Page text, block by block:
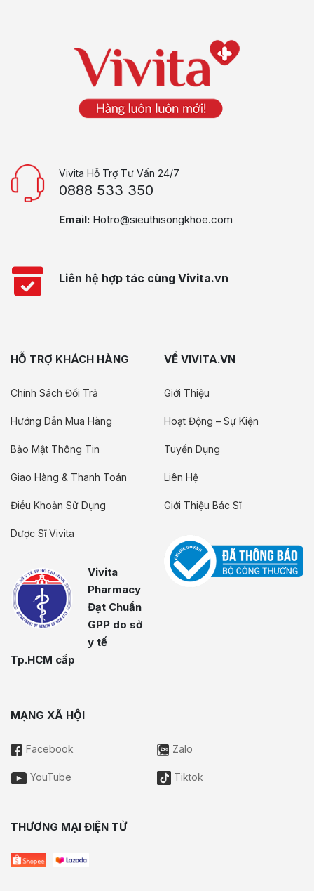
Vivita Hỗ Trợ Tư Vấn 24/7
0888 533 350
Email: Hotro@sieuthisongkhoe.com
Liên hệ hợp tác cùng Vivita.vn
HỖ TRỢ KHÁCH HÀNG
Chính Sách Đổi Trả
Hướng Dẫn Mua Hàng
Bảo Mật Thông Tin
Giao Hàng & Thanh Toán
Điều Khoản Sử Dụng
Dược Sĩ Vivita
Vivita
Pharmacy
Đạt Chuẩn
GPP do sở
y tế
Tp.HCM cấp
VỀ VIVITA.VN
Giới Thiệu
Hoạt Động – Sự Kiện
Tuyển Dụng
Liên Hệ
Giới Thiệu Bác Sĩ
MẠNG XÃ HỘI
Facebook Zalo
YouTube Tiktok
THƯƠNG MẠI ĐIỆN TỬ